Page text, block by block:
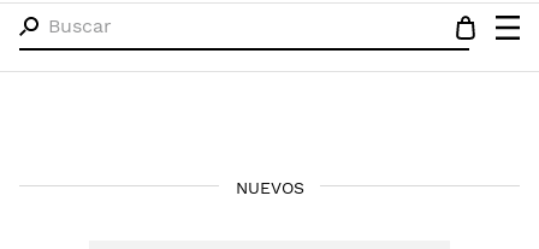
Buscar
NUEVOS